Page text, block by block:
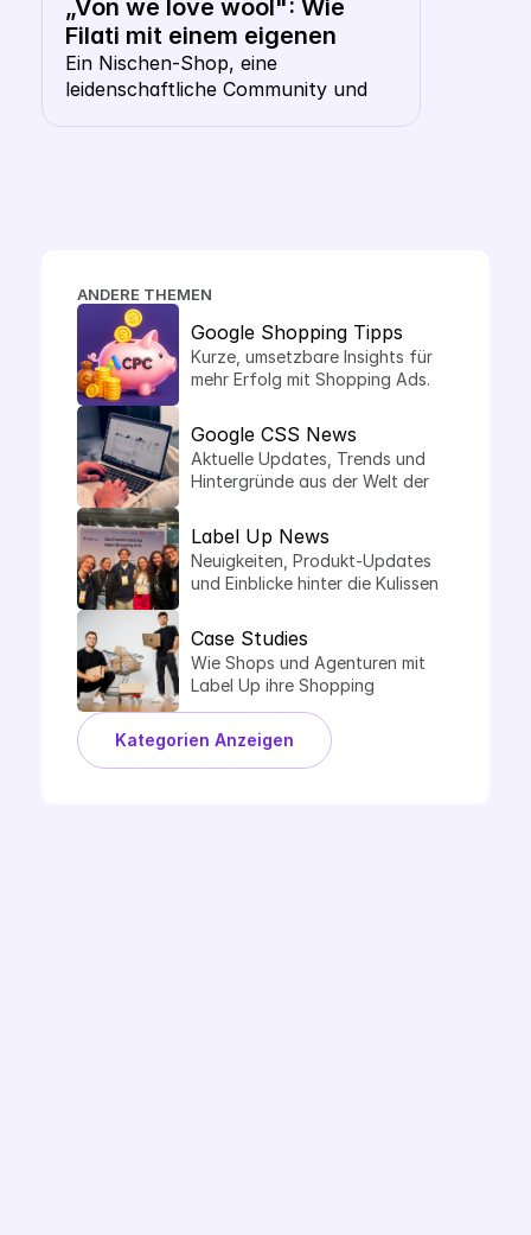
„Von we love wool": Wie
Filati mit einem eigenen
Keyword CSS aus dem
Shopping- Karussell
heraussticht
Ein Nischen-Shop, eine
leidenschaftliche Community und
ANDERE THEMEN
Google Shopping Tipps
Kurze, umsetzbare Insights für
mehr Erfolg mit Shopping Ads.
Google CSS News
Aktuelle Updates, Trends und
Hintergründe aus der Welt der
Label Up News
Neuigkeiten, Produkt-Updates
und Einblicke hinter die Kulissen
Case Studies
Wie Shops und Agenturen mit
Label Up ihre Shopping
Performance steigern.
Kategorien Anzeigen